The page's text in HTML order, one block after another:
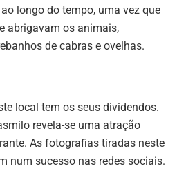
longo do tempo, uma vez que
abrigavam os animais,
de cabras e ovelhas.
local tem os seus dividendos.
revela-se uma atração
As fotografias tiradas neste
num sucesso nas redes sociais.